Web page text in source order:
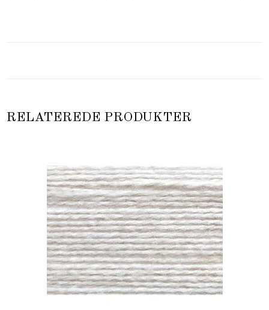
RELATEREDE PRODUKTER